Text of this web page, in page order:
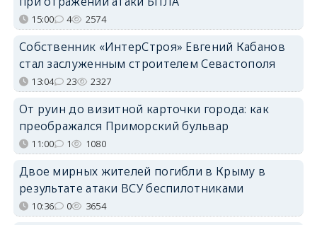
15:00 4 2574
Собственник «ИнтерСтроя» Евгений Кабанов
стал заслуженным строителем Севастополя
13:04 23 2327
От руин до визитной карточки города: как
преображался Приморский бульвар
11:00 1 1080
Двое мирных жителей погибли в Крыму в
результате атаки ВСУ беспилотниками
10:36 0 3654